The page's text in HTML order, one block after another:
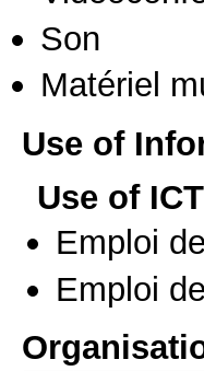
Son
Matériel
Use of
Use of ICT
Emploi
Emploi